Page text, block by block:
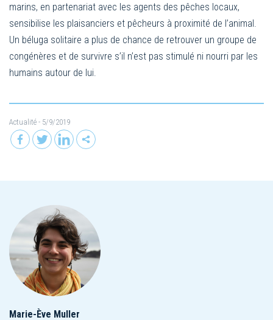
marins, en partenariat avec les agents des pêches locaux,
sensibilise les plaisanciers et pêcheurs à proximité de l’animal.
Un béluga solitaire a plus de chance de retrouver un groupe de
congénères et de survivre s’il n’est pas stimulé ni nourri par les
humains autour de lui.
Actualité - 5/9/2019
Marie-Ève Muller